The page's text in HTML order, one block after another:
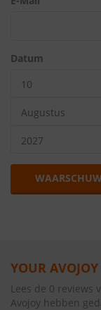
Datum
YOUR AVOJOY
Lees de 0 reviews
Avojoy hebben